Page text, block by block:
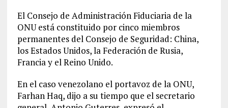
El Consejo de Administración Fiduciaria de la
ONU está constituido por cinco miembros
permanentes del Consejo de Seguridad: China,
los Estados Unidos, la Federación de Rusia,
Francia y el Reino Unido.
En el caso venezolano el portavoz de la ONU,
Farhan Haq, dijo a su tiempo que el secretario